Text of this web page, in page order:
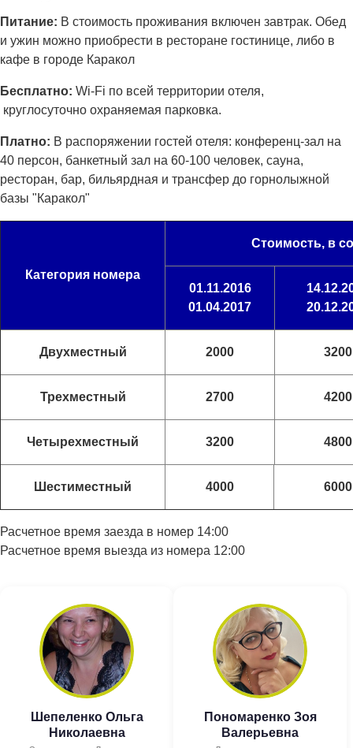
Питание: В стоимость проживания включен завтрак. Обед
и ужин можно приобрести в ресторане гостинице, либо в
кафе в городе Каракол
Бесплатно: Wi-Fi по всей территории отеля,
круглосуточно охраняемая парковка.
Платно: В распоряжении гостей отеля: конференц-зал на
40 персон, банкетный зал на 60-100 человек, сауна,
ресторан, бар, бильярдная и трансфер до горнолыжной
базы "Каракол"
Категория номера
Стоимость, в
01.11.2016
01.04.2017
Двухместный 2000 3200
Трехместный 2700 4200
Четырехместный 3200 4800
Шестиместный 4000 6000
Расчетное время заезда в номер 14:00
Расчетное время выезда из номера 12:00
Шепеленко Ольга
Николаевна
Пономаренко Зоя
Валерьевна